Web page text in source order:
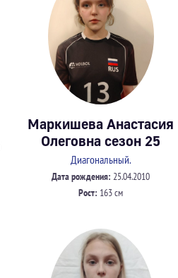
Маркишева Анастасия
Олеговна сезон 25
Диагональный.
Дата рождения: 25.04.2010
Рост: 163 см